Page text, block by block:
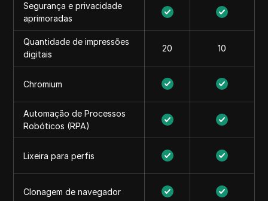
Segurança e privacidade
aprimoradas
Quantidade de impressões
digitais
20 10
Chromium
Automação de Processos
Robóticos (RPA)
Lixeira para perfis
Clonagem de navegador